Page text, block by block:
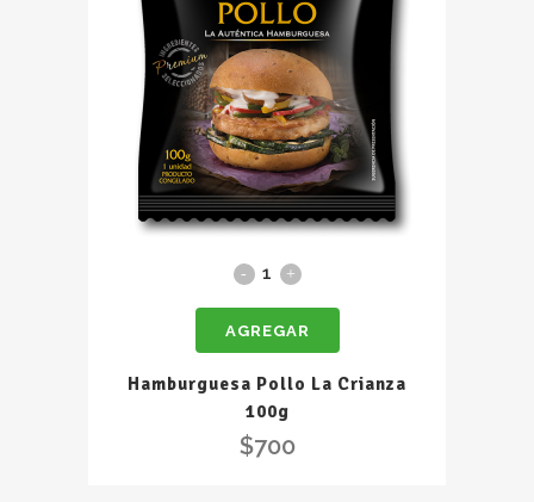
Hamburguesa
La
100g
quantity
AGREGAR
Hamburguesa Pollo La Crianza
100g
$700